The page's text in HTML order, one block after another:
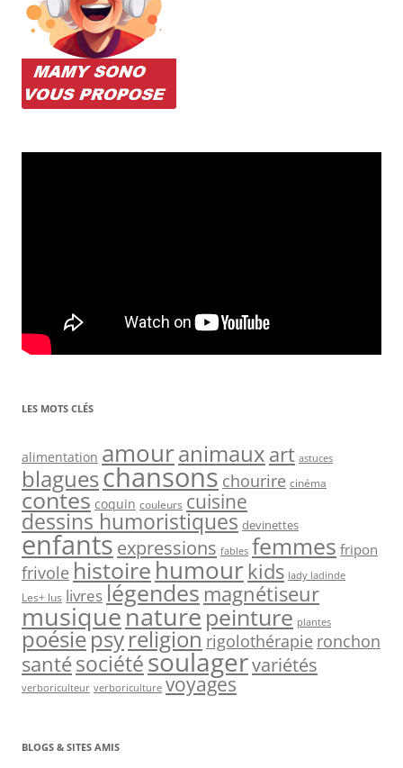
LES MOTS CLÉS
alimentation amouranimaux art astuces
blagueschansons chourire cinéma
contes coquin couleurs cuisine
dessins humoristiques devinettes
enfantsexpressions fables femmes fripon
frivole histoire humour kids lady ladinde
Les+ lus livreslégendes magnétiseur
musiquenature peinture plantes
poésiepsyreligion rigolothérapie ronchon
santésociétésoulagervariétés
verboriculteur verboriculture voyages
BLOGS & SITES AMIS